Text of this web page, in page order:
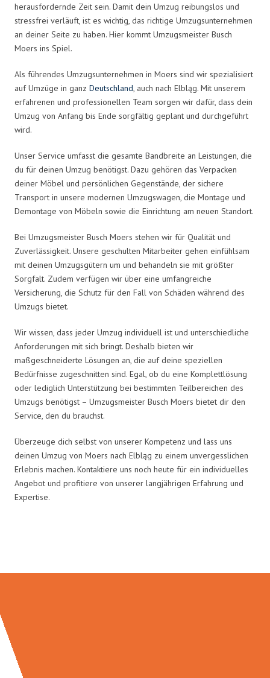
herausfordernde Zeit sein. Damit dein Umzug reibungslos und
stressfrei verläuft, ist es wichtig, das richtige Umzugsunternehmen
an deiner Seite zu haben. Hier kommt Umzugsmeister Busch
Moers ins Spiel.
Als führendes Umzugsunternehmen in Moers sind wir spezialisiert
auf Umzüge in ganz Deutschland, auch nach Elbląg. Mit unserem
erfahrenen und professionellen Team sorgen wir dafür, dass dein
Umzug von Anfang bis Ende sorgfältig geplant und durchgeführt
wird.
Unser Service umfasst die gesamte Bandbreite an Leistungen, die
du für deinen Umzug benötigst. Dazu gehören das Verpacken
deiner Möbel und persönlichen Gegenstände, der sichere
Transport in unsere modernen Umzugswagen, die Montage und
Demontage von Möbeln sowie die Einrichtung am neuen Standort.
Bei Umzugsmeister Busch Moers stehen wir für Qualität und
Zuverlässigkeit. Unsere geschulten Mitarbeiter gehen einfühlsam
mit deinen Umzugsgütern um und behandeln sie mit größter
Sorgfalt. Zudem verfügen wir über eine umfangreiche
Versicherung, die Schutz für den Fall von Schäden während des
Umzugs bietet.
Wir wissen, dass jeder Umzug individuell ist und unterschiedliche
Anforderungen mit sich bringt. Deshalb bieten wir
maßgeschneiderte Lösungen an, die auf deine speziellen
Bedürfnisse zugeschnitten sind. Egal, ob du eine Komplettlösung
oder lediglich Unterstützung bei bestimmten Teilbereichen des
Umzugs benötigst – Umzugsmeister Busch Moers bietet dir den
Service, den du brauchst.
Überzeuge dich selbst von unserer Kompetenz und lass uns
deinen Umzug von Moers nach Elbląg zu einem unvergesslichen
Erlebnis machen. Kontaktiere uns noch heute für ein individuelles
Angebot und profitiere von unserer langjährigen Erfahrung und
Expertise.